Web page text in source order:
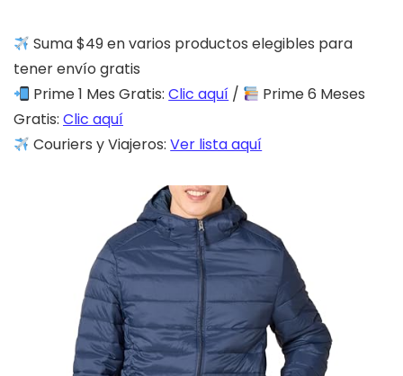
Suma $49 en varios productos elegibles para
tener envío gratis
Prime 1 Mes Gratis:Clic aquí /
Prime 6 Meses
Gratis: Clic aquí
Couriers y Viajeros:Ver lista aquí